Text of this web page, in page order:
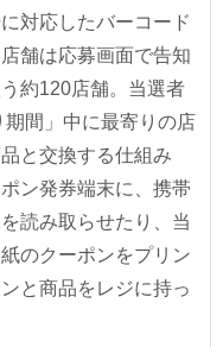
対応したバーコード
舗は応募画面で告知
約120店舗。当選者
間」中に最寄りの店
と交換する仕組み
ン発券端末に、携帯
読み取らせたり、当
のクーポンをプリン
と商品をレジに持っ